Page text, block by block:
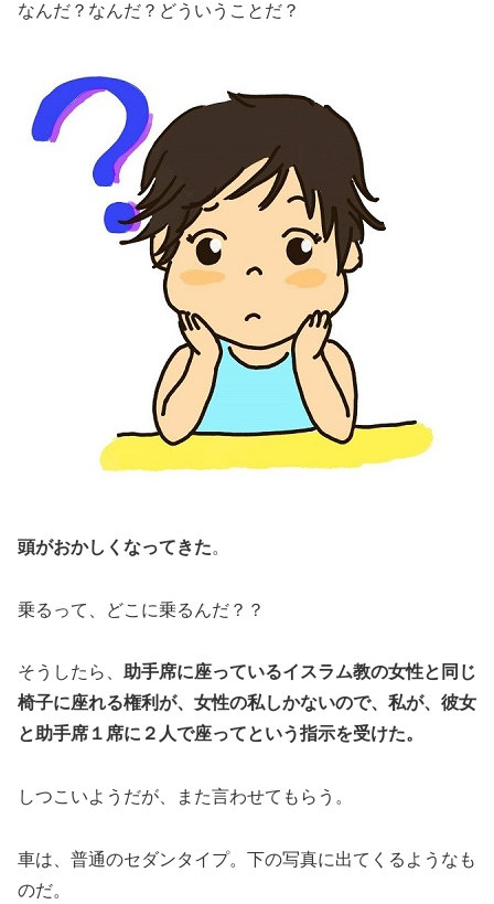
なんだ？なんだ？どういうことだ？
頭がおかしくなってきた。
乗るって、どこに乗るんだ？？
そうしたら、 助手席に座っているイスラム教の女性と同じ
椅子に座れる権利が、女性の私しかないので、私が、彼女
と助手席１席に２人で座ってという指示を受けた。
しつこいようだが、また言わせてもらう。
車は、普通のセダンタイプ。下の写真に出てくるようなも
のだ。